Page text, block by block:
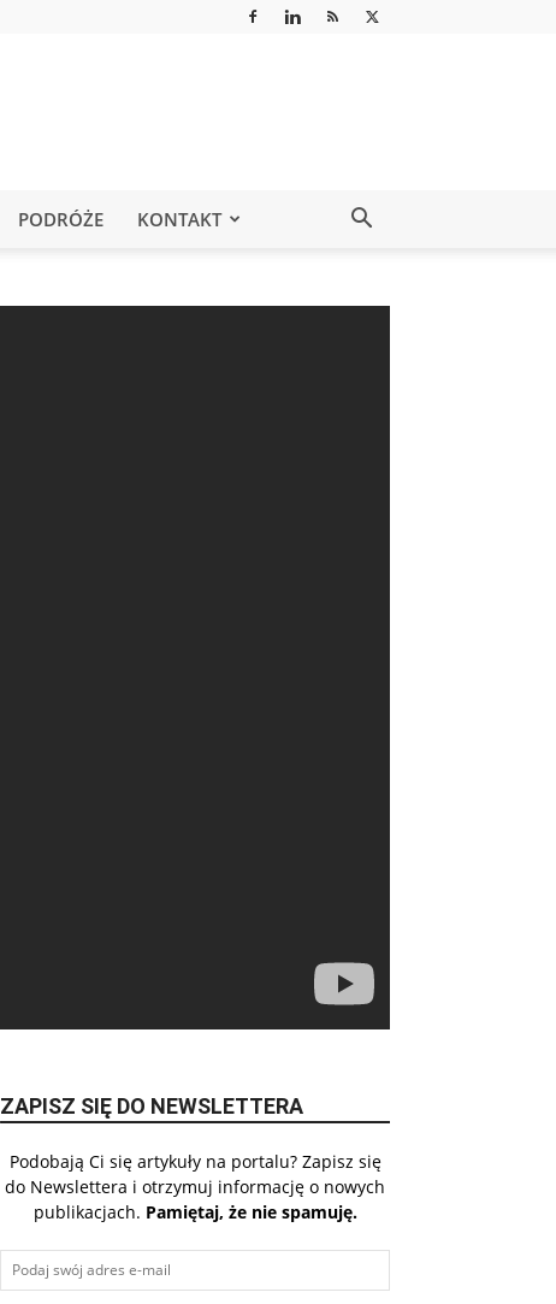
PODRÓŻE KONTAKT
ZAPISZ SIĘ DO NEWSLETTERA
Podobają Ci się artykuły na portalu? Zapisz się
do Newslettera i otrzymuj informację o nowych
publikacjach. Pamiętaj, że nie spamuję.